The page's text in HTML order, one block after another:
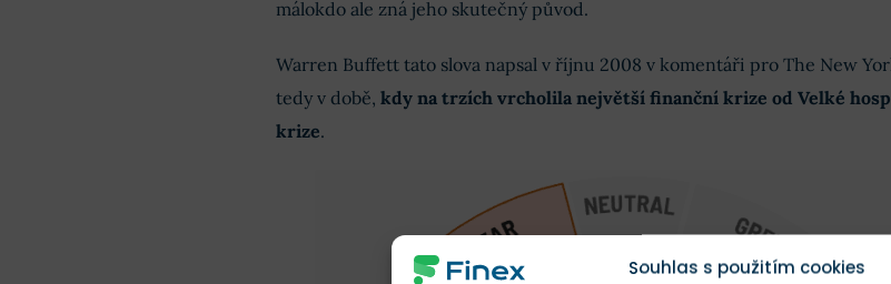
Souhlas s použitím cookies
málokdo ale zná jeho skutečný původ.
Warren Buffett tato slova napsal v říjnu 2008 v komentáři pro The New
tedy v době, kdy na trzích vrcholila největší finanční krize od Velké
krize.